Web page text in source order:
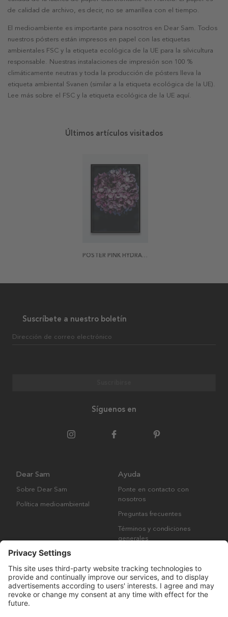
de calidad de archivo, es decir, no se amarillea con el tiempo.
El medioambiente es importante para nosotros en Dear Sam. Todos
nuestros pósters están impresos en papel con las etiquetas
ambientales FSC y la etiqueta ecológica de la UE para la silvicultura
responsable. Nuestras instalaciones de impresión son 100 %
climáticamente neutras y toda la producción de pósters lleva la
etiqueta ambiental Svanen (similar a la etiqueta ecológica de la UE).
Lee más sobre el FSC y la etiqueta ecológica de la UE aquí.
Últimos artículos visitados
POSTER PINK HYDRANGEA
Suscríbete a nuestro boletín
Dirección de correo electrónico
Síguenos en
Dear Sam
Sobre Dear Sam
Política medioambiental
Ayuda
Ponte en contacto con
nosotros
Preguntas frecuentes
Términos y condiciones
generales
Derechos de autor © Many Brands AB 2023. Todos los derechos